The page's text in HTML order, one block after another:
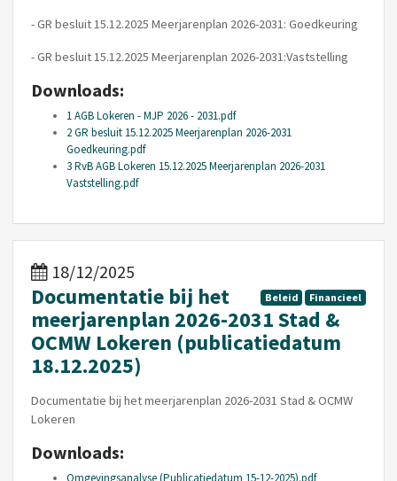
- GR besluit 15.12.2025 Meerjarenplan 2026-2031: Goedkeuring
- GR besluit 15.12.2025 Meerjarenplan 2026-2031:Vaststelling
Downloads:
1 AGB Lokeren - MJP 2026 - 2031.pdf
2 GR besluit 15.12.2025 Meerjarenplan 2026-2031
Goedkeuring.pdf
3 RvB AGB Lokeren 15.12.2025 Meerjarenplan 2026-2031
Vaststelling.pdf
18/12/2025
Beleid Financieel
Documentatie bij het
meerjarenplan 2026-2031 Stad &
OCMW Lokeren (publicatiedatum
18.12.2025)
Documentatie bij het meerjarenplan 2026-2031 Stad & OCMW
Lokeren
Downloads:
Omgevingsanalyse (Publicatiedatum 15-12-2025).pdf